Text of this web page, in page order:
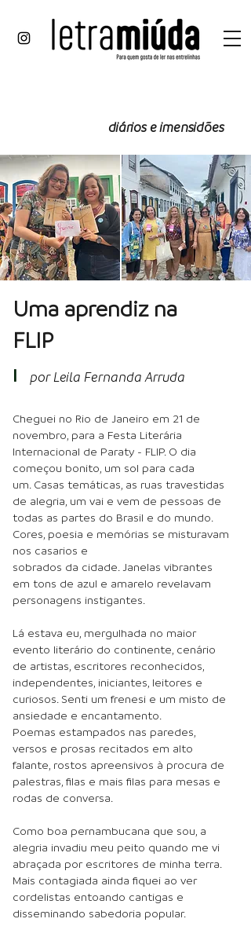
diários e imensidões
Uma aprendiz na
FLIP
I por Leila Fernanda Arruda
Cheguei no Rio de Janeiro em 21 de
novembro, para a Festa Literária
Internacional de Paraty - FLIP. O dia
começou bonito, um sol para cada
um. Casas temáticas, as ruas travestidas
de alegria, um vai e vem de pessoas de
todas as partes do Brasil e do mundo.
Cores, poesia e memórias se misturavam
nos casarios e
sobrados da cidade. Janelas vibrantes
em tons de azul e amarelo revelavam
personagens instigantes.
Lá estava eu, mergulhada no maior
evento literário do continente, cenário
de artistas, escritores reconhecidos,
independentes, iniciantes, leitores e
curiosos. Senti um frenesi e um misto de
ansiedade e encantamento.
Poemas estampados nas paredes,
versos e prosas recitados em alto
falante, rostos apreensivos à procura de
palestras, filas e mais filas para mesas e
rodas de conversa.
Como boa pernambucana que sou, a
alegria invadiu meu peito quando me vi
abraçada por escritores de minha terra.
Mais contagiada ainda fiquei ao ver
cordelistas entoando cantigas e
disseminando sabedoria popular.